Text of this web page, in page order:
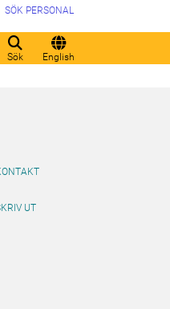
Sök English
SÖK PERSONAL
UT